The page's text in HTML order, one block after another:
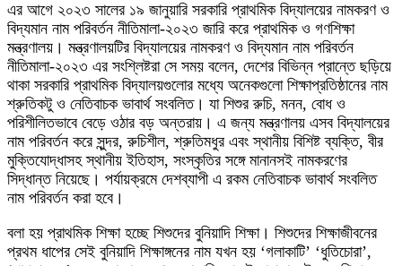
এর আগে ২০২৩ সালের ১৯ জানুয়ারি সরকারি প্রাথমিক বিদ্যালয়ের নামকরণ ও
বিদ্যমান নাম পরিবর্তন নীতিমালা-২০২৩ জারি করে প্রাথমিক ও গণশিক্ষা
মন্ত্রণালয়। মন্ত্রণালয়টির বিদ্যালয়ের নামকরণ ও বিদ্যমান নাম পরিবর্তন
নীতিমালা-২০২৩ এর সংশ্লিষ্টরা সে সময় বলেন, দেশের বিভিন্ন প্রান্তে ছড়িয়ে
থাকা সরকারি প্রাথমিক বিদ্যালয়গুলোর মধ্যে অনেকগুলো শিক্ষাপ্রতিষ্ঠানের নাম
শ্রুতিকটু ও নেতিবাচক ভাবার্থ সংবলিত। যা শিশুর রুচি, মনন, বোধ ও
পরিশীলিতভাবে বেড়ে ওঠার বড় অন্তরায়। এ জন্য মন্ত্রণালয় এসব বিদ্যালয়ের
নাম পরিবর্তন করে সুন্দর, রুচিশীল, শ্রুতিমধুর এবং স্থানীয় বিশিষ্ট ব্যক্তি, বীর
মুক্তিযোদ্ধাসহ স্থানীয় ইতিহাস, সংস্কৃতির সঙ্গে মানানসই নামকরণের
সিদ্ধান্ত নিয়েছে। পর্যায়ক্রমে দেশব্যাপী এ রকম নেতিবাচক ভাবার্থ সংবলিত
নাম পরিবর্তন করা হবে।
বলা হয় প্রাথমিক শিক্ষা হচ্ছে শিশুদের বুনিয়াদি শিক্ষা। শিশুদের শিক্ষাজীবনের
প্রথম ধাপের সেই বুনিয়াদি শিক্ষাঙ্গনের নাম যখন হয় ‘গলাকাটি’ ‘ধুতিচোরা’,